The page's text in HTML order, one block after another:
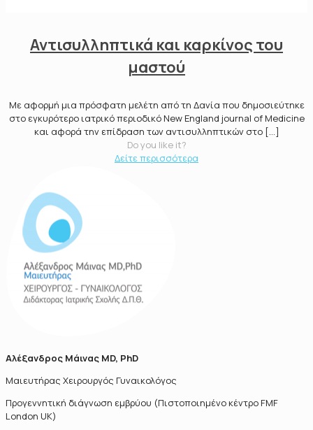
Αντισυλληπτικά και καρκίνος του
μαστού
Με αφορμή μια πρόσφατη μελέτη από τη Δανία που δημοσιεύτηκε
στο εγκυρότερο ιατρικό περιοδικό New England journal of Medicine
και αφορά την επίδραση των αντισυλληπτικών στο[…]
Do you like it?
Δείτε περισσότερα
Αλέξανδρος Μάινας MD, PhD
Μαιευτήρας Χειρουργός Γυναικολόγος
Προγεννητική διάγνωση εμβρύου (Πιστοποιημένο κέντρο FMF
London UK)